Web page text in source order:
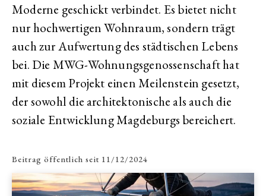
Moderne geschickt verbindet. Es bietet nicht
nur hochwertigen Wohnraum, sondern trägt
auch zur Aufwertung des städtischen Lebens
bei. Die MWG-Wohnungsgenossenschaft hat
mit diesem Projekt einen Meilenstein gesetzt,
der sowohl die architektonische als auch die
soziale Entwicklung Magdeburgs bereichert.
Beitrag öffentlich seit 11/12/2024